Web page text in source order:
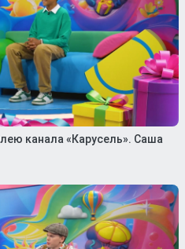
канала «Карусель». Саша